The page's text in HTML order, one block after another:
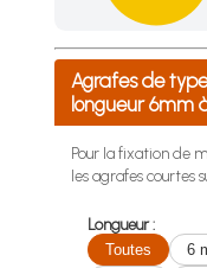
Achetez 4
Agrafes de
longueur 6mm
Pour la fixation de
les agrafes courtes
Longueur :
Toutes
6